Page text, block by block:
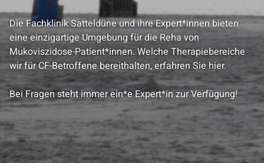
Die Fachklinik Satteldüne und ihre Expert*innen bieten
eine einzigartige Umgebung für die Reha von
Mukoviszidose-Patient*innen. Welche Therapiebereiche
wir für CF-Betroffene bereithalten, erfahren Sie hier.
Bei Fragen steht immer ein*e Expert*in zur Verfügung!